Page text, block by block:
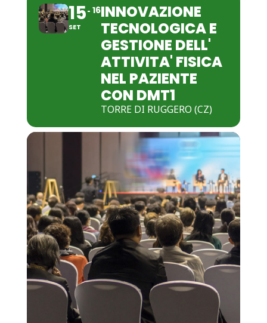
15
SET
16INNOVAZIONE
TECNOLOGICA E
GESTIONE DELL'
ATTIVITA' FISICA
NEL PAZIENTE
CON DMT1
TORRE DI RUGGERO (CZ)